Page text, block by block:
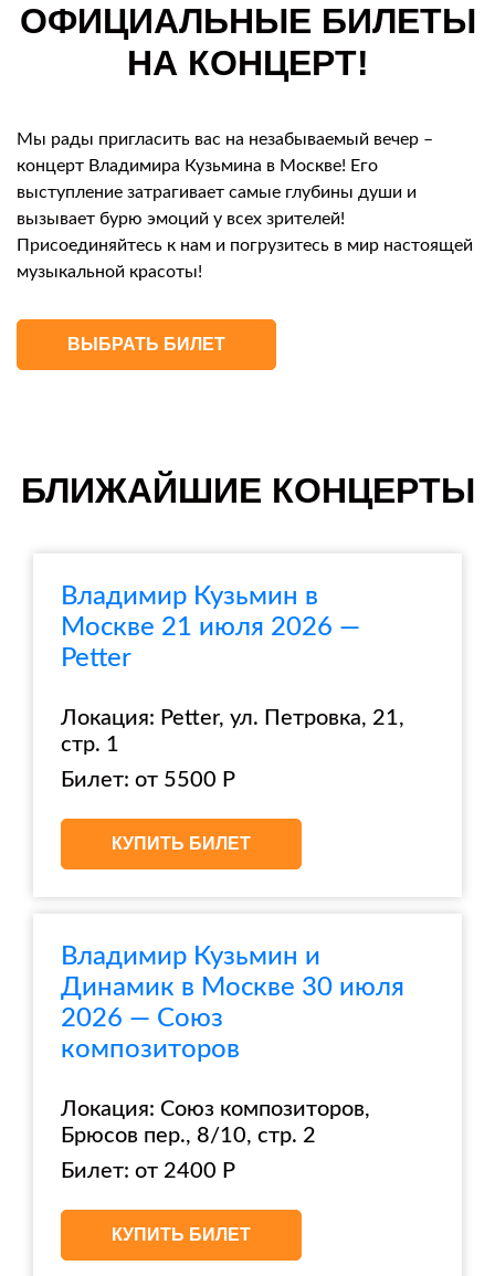
ОФИЦИАЛЬНЫЕ БИЛЕТЫ
НА КОНЦЕРТ!
Мы рады пригласить вас на незабываемый вечер –
концерт Владимира Кузьмина в Москве! Его
выступление затрагивает самые глубины души и
вызывает бурю эмоций у всех зрителей!
Присоединяйтесь к нам и погрузитесь в мир настоящей
музыкальной красоты!
ВЫБРАТЬ БИЛЕТ
БЛИЖАЙШИЕ КОНЦЕРТЫ
Владимир Кузьмин в
Москве 21 июля 2026 —
Petter
Локация: Petter, ул. Петровка, 21,
стр. 1
Билет: от 5500 Р
КУПИТЬ БИЛЕТ
Владимир Кузьмин и
Динамик в Москве 30 июля
2026 — Союз
композиторов
Локация: Союз композиторов,
Брюсов пер., 8/10, стр. 2
Билет: от 2400 Р
КУПИТЬ БИЛЕТ